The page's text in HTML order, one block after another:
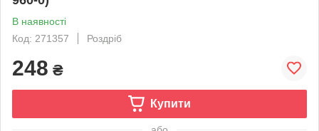
В наявності
Код: 271357
Роздріб
248 ₴
Купити